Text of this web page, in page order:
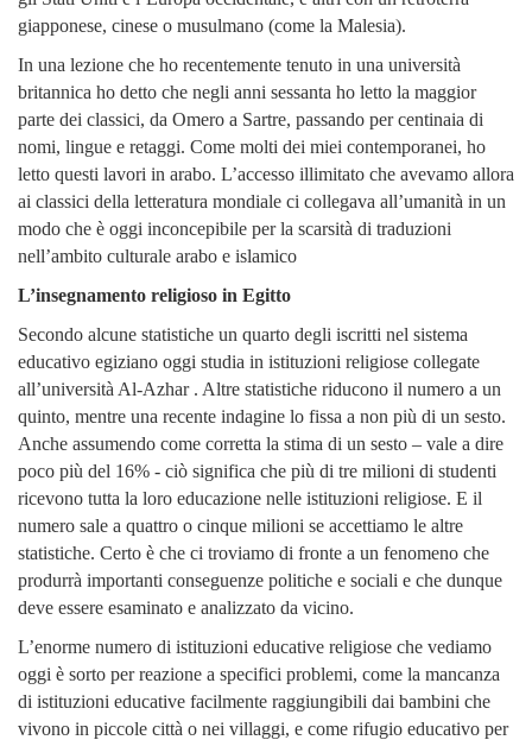
giapponese, cinese o musulmano (come la Malesia).
In una lezione che ho recentemente tenuto in una università
britannica ho detto che negli anni sessanta ho letto la maggior
parte dei classici, da Omero a Sartre, passando per centinaia di
nomi, lingue e retaggi. Come molti dei miei contemporanei, ho
letto questi lavori in arabo. L’accesso illimitato che avevamo allora
ai classici della letteratura mondiale ci collegava all’umanità in un
modo che è oggi inconcepibile per la scarsità di traduzioni
nell’ambito culturale arabo e islamico
L’insegnamento religioso in Egitto
Secondo alcune statistiche un quarto degli iscritti nel sistema
educativo egiziano oggi studia in istituzioni religiose collegate
all’università Al-Azhar . Altre statistiche riducono il numero a un
quinto, mentre una recente indagine lo fissa a non più di un sesto.
Anche assumendo come corretta la stima di un sesto – vale a dire
poco più del 16% - ciò significa che più di tre milioni di studenti
ricevono tutta la loro educazione nelle istituzioni religiose. E il
numero sale a quattro o cinque milioni se accettiamo le altre
statistiche. Certo è che ci troviamo di fronte a un fenomeno che
produrrà importanti conseguenze politiche e sociali e che dunque
deve essere esaminato e analizzato da vicino.
L’enorme numero di istituzioni educative religiose che vediamo
oggi è sorto per reazione a specifici problemi, come la mancanza
di istituzioni educative facilmente raggiungibili dai bambini che
vivono in piccole città o nei villaggi, e come rifugio educativo per